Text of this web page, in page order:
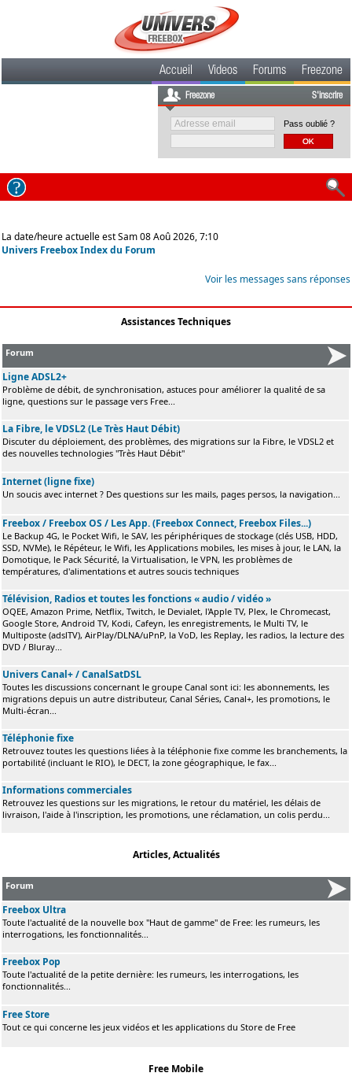
Accueil Videos Forums Freezone
Freezone S'inscrire
Pass oublié ?
La date/heure actuelle est Sam 08 Aoû 2026, 7:10
Univers Freebox Index du Forum
Voir les messages sans réponses
Assistances Techniques
Forum
Ligne ADSL2+
Problème de débit, de synchronisation, astuces pour améliorer la qualité de sa
ligne, questions sur le passage vers Free...
La Fibre, le VDSL2 (Le Très Haut Débit)
Discuter du déploiement, des problèmes, des migrations sur la Fibre, le VDSL2 et
des nouvelles technologies "Très Haut Débit"
Internet (ligne fixe)
Un soucis avec internet ? Des questions sur les mails, pages persos, la navigation...
Freebox / Freebox OS / Les App. (Freebox Connect, Freebox Files...)
Le Backup 4G, le Pocket Wifi, le SAV, les périphériques de stockage (clés USB, HDD,
SSD, NVMe), le Répéteur, le Wifi, les Applications mobiles, les mises à jour, le LAN, la
Domotique, le Pack Sécurité, la Virtualisation, le VPN, les problèmes de
températures, d'alimentations et autres soucis techniques
Télévision, Radios et toutes les fonctions « audio / vidéo »
OQEE, Amazon Prime, Netflix, Twitch, le Devialet, l'Apple TV, Plex, le Chromecast,
Google Store, Android TV, Kodi, Cafeyn, les enregistrements, le Multi TV, le
Multiposte (adslTV), AirPlay/DLNA/uPnP, la VoD, les Replay, les radios, la lecture des
DVD / Bluray...
Univers Canal+ / CanalSatDSL
Toutes les discussions concernant le groupe Canal sont ici: les abonnements, les
migrations depuis un autre distributeur, Canal Séries, Canal+, les promotions, le
Multi-écran...
Téléphonie fixe
Retrouvez toutes les questions liées à la téléphonie fixe comme les branchements, la
portabilité (incluant le RIO), le DECT, la zone géographique, le fax...
Informations commerciales
Retrouvez les questions sur les migrations, le retour du matériel, les délais de
livraison, l'aide à l'inscription, les promotions, une réclamation, un colis perdu...
Articles, Actualités
Forum
Freebox Ultra
Toute l'actualité de la nouvelle box "Haut de gamme" de Free: les rumeurs, les
interrogations, les fonctionnalités...
Freebox Pop
Toute l'actualité de la petite dernière: les rumeurs, les interrogations, les
fonctionnalités...
Free Store
Tout ce qui concerne les jeux vidéos et les applications du Store de Free
Free Mobile